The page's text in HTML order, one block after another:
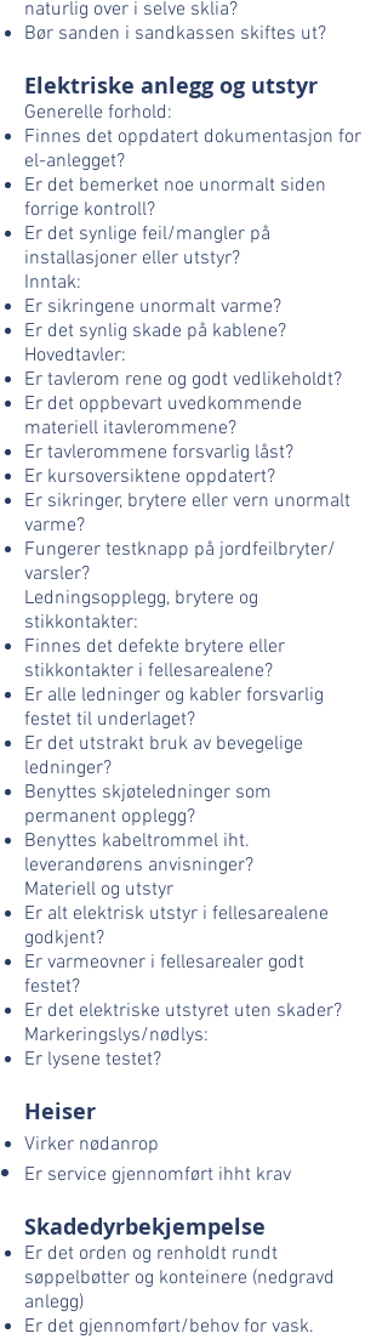
naturlig over i selve sklia?
Bør sanden i sandkassen skiftes ut?
Elektriske anlegg og utstyr
Generelle forhold:
Finnes det oppdatert dokumentasjon for
el-anlegget?
Er det bemerket noe unormalt siden
forrige kontroll?
Er det synlige feil/mangler på
installasjoner eller utstyr?
Inntak:
Er sikringene unormalt varme?
Er det synlig skade på kablene?
Hovedtavler:
Er tavlerom rene og godt vedlikeholdt?
Er det oppbevart uvedkommende
materiell itavlerommene?
Er tavlerommene forsvarlig låst?
Er kursoversiktene oppdatert?
Er sikringer, brytere eller vern unormalt
varme?
Fungerer testknapp på jordfeilbryter/
varsler?
Ledningsopplegg, brytere og
stikkontakter:
Finnes det defekte brytere eller
stikkontakter i fellesarealene?
Er alle ledninger og kabler forsvarlig
festet til underlaget?
Er det utstrakt bruk av bevegelige
ledninger?
Benyttes skjøteledninger som
permanent opplegg?
Benyttes kabeltrommel iht.
leverandørens anvisninger?
Materiell og utstyr
Er alt elektrisk utstyr i fellesarealene
godkjent?
Er varmeovner i fellesarealer godt
festet?
Er det elektriske utstyret uten skader?
Markeringslys/nødlys:
Er lysene testet?
Heiser
Virker nødanrop
Er service gjennomført ihht krav
Skadedyrbekjempelse
Er det orden og renholdt rundt
søppelbøtter og konteinere (nedgravd
anlegg)
Er det gjennomført/behov for vask.